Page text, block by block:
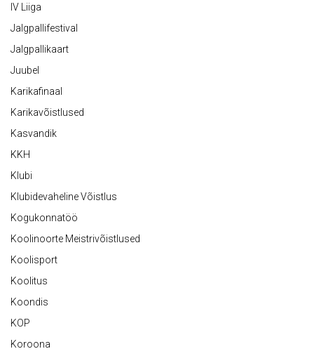
IV Liiga
Jalgpallifestival
Jalgpallikaart
Juubel
Karikafinaal
Karikavõistlused
Kasvandik
KKH
Klubi
Klubidevaheline Võistlus
Kogukonnatöö
Koolinoorte Meistrivõistlused
Koolisport
Koolitus
Koondis
KOP
Koroona